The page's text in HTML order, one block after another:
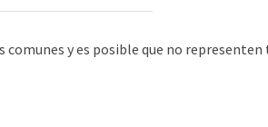
y es posible que no representen